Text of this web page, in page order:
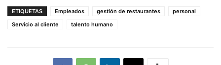
ETIQUETAS Empleados gestión de restaurantes
personal
Servicio al cliente
talento humano